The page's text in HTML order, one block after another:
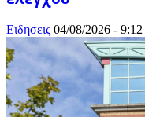
Ειδησεις 04/08/2026 -